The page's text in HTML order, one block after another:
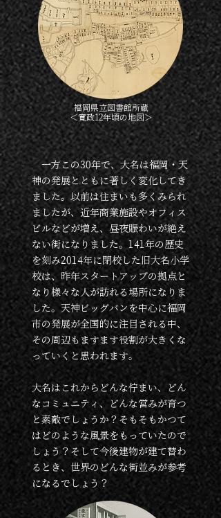
​福岡県立図書館所蔵
＜寛政12年頃の地図＞
一方この30年で、大名は福岡・天
神の発展とともに著しく変化してき
ました。以前は住まいも多くみられ
ましたが、近年商業施設やオフィス
ビルなどが増え、昼夜賑わいが絶え
ない街になりました。141年の歴史
を刻み2014年に閉校した旧大名小学
校は、昨年スタートアップの拠点と
なり様々な人が訪れる場所になりま
した。天神ビッグバンを中心に福岡
市の発展が全国的に注目される中、
その周辺もますます役割が大きくな
っていくと思われます。
大名はこれからどんな佇まい、どん
なコミュニティ、どんな営みが育つ
と素敵でしょうか？そもそもかつて
はどのような風景をもっていたので
しょう？そして今後建物が建て替わ
るとき、世界のどんな街並みが参考
になるでしょう？